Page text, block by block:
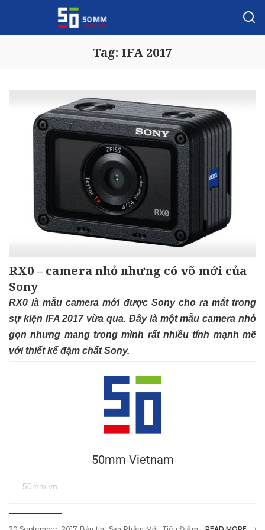
Tag: IFA 2017
RX0 – camera nhỏ nhưng có võ mới của
Sony
RX0 là mẫu camera mới được Sony cho ra mắt trong
sự kiện IFA 2017 vừa qua. Đây là một mẫu camera nhỏ
gọn nhưng mang trong mình rất nhiều tính mạnh mẽ
với thiết kế đậm chất Sony.
50mm Vietnam
50mm.vn